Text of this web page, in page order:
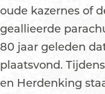
oude kazernes of
geallieerde
80 jaar geleden
plaatsvond.
en Herdenking